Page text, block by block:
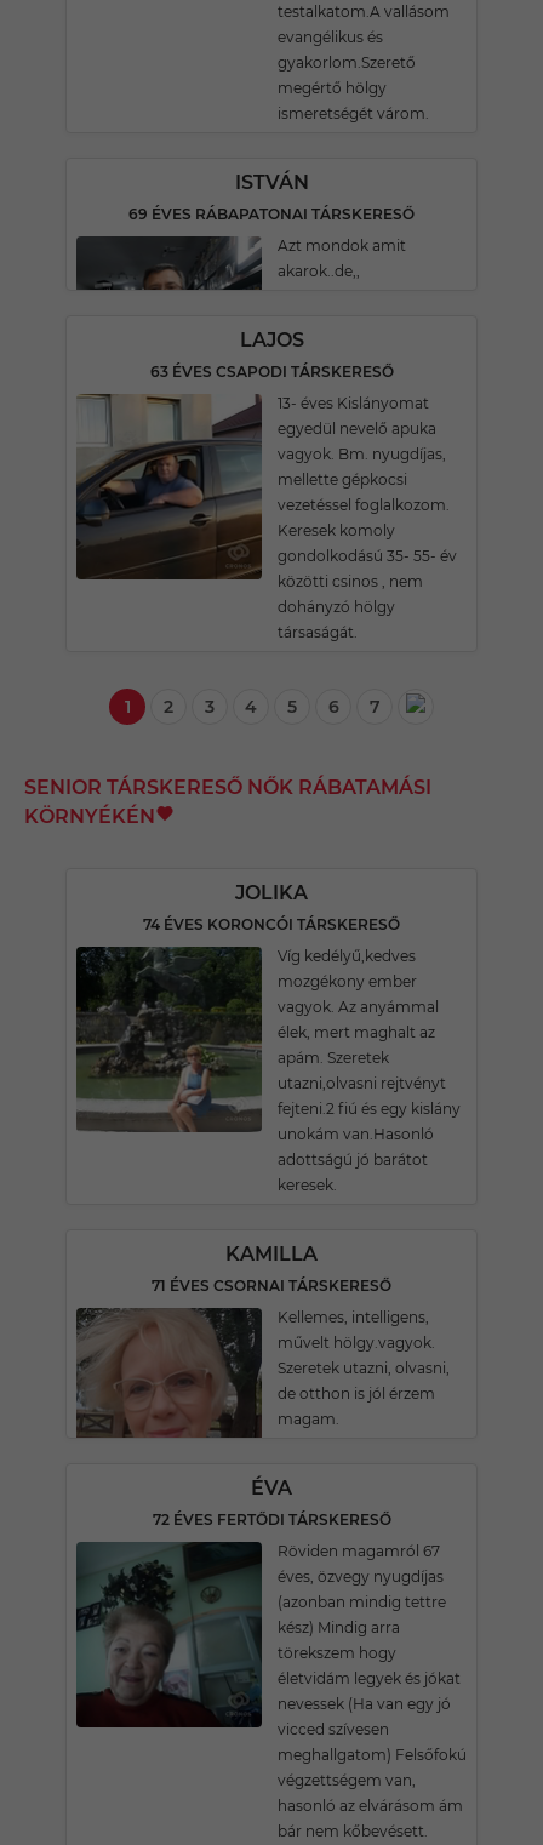
testalkatom.A vallásom
evangélikus és
gyakorlom.Szerető
megértő hölgy
ismeretségét várom.
ISTVÁN
69 ÉVES RÁBAPATONAI TÁRSKERESŐ
Azt mondok amit
akarok..de,,
LAJOS
63 ÉVES CSAPODI TÁRSKERESŐ
13- éves Kislányomat
egyedül nevelő apuka
vagyok. Bm. nyugdíjas,
mellette gépkocsi
vezetéssel foglalkozom.
Keresek komoly
gondolkodású 35- 55- év
közötti csinos , nem
dohányzó hölgy
társaságát.
1 2 3 4 5 6 7
SENIOR TÁRSKERESŐ NŐK RÁBATAMÁSI
KÖRNYÉKÉN
JOLIKA
74 ÉVES KORONCÓI TÁRSKERESŐ
Víg kedélyű,kedves
mozgékony ember
vagyok. Az anyámmal
élek, mert maghalt az
apám. Szeretek
utazni,olvasni rejtvényt
fejteni.2 fiú és egy kislány
unokám van.Hasonló
adottságú jó barátot
keresek.
KAMILLA
71 ÉVES CSORNAI TÁRSKERESŐ
Kellemes, intelligens,
művelt hölgy.vagyok.
Szeretek utazni, olvasni,
de otthon is jól érzem
magam.
ÉVA
72 ÉVES FERTŐDI TÁRSKERESŐ
Röviden magamról 67
éves, özvegy nyugdíjas
(azonban mindig tettre
kész) Mindig arra
törekszem hogy
életvidám legyek és jókat
nevessek (Ha van egy jó
vicced szívesen
meghallgatom) Felsőfokú
végzettségem van,
hasonló az elvárásom ám
bár nem kőbevésett.